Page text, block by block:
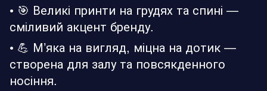
• 🎯 Великі принти на грудях та спині —
сміливий акцент бренду.
• 💪 М’яка на вигляд, міцна на дотик —
створена для залу та повсякденного
носіння.